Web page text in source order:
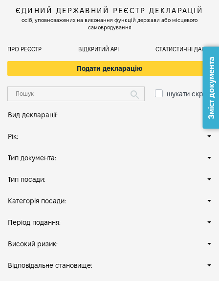
ЄДИНИЙ ДЕРЖАВНИЙ РЕЄСТР ДЕКЛАРАЦІЙ
осіб, уповноважених на виконання функцій держави або місцевого
самоврядування
ПРО РЕЄСТР ВІДКРИТИЙ АРІ СТАТИСТИЧНІ ДАНІ
Подати декларацію
шукати скрізь
Вид декларації:
Рік:
Тип документа:
Тип посади:
Категорія посади:
Період подання:
Високий ризик:
Відповідальне становище:
Зміст документа